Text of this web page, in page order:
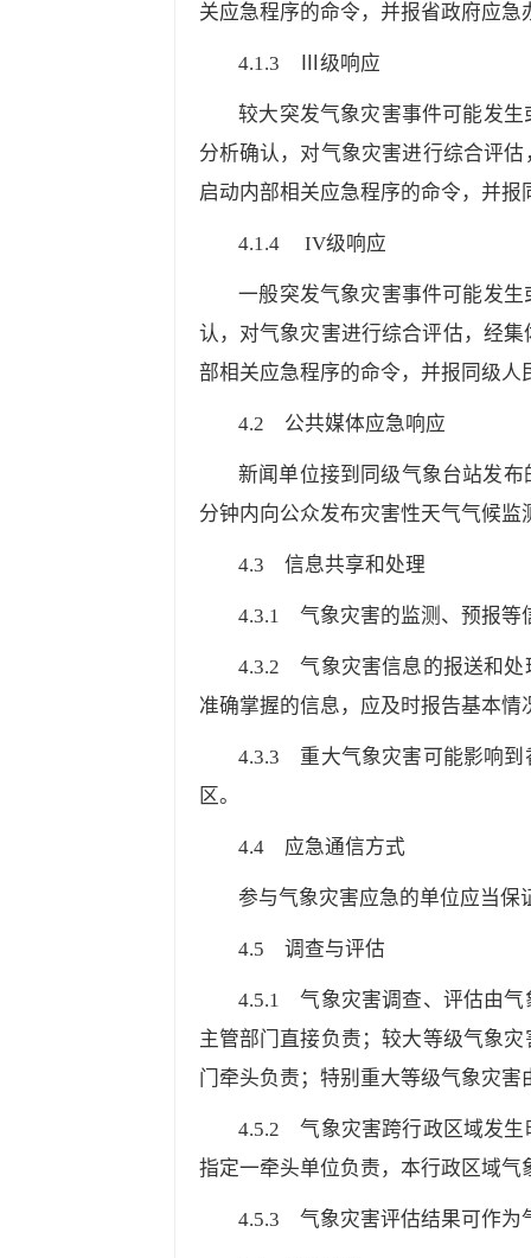
关应急程序的命令，并报省政府应急
4.1.3 Ⅲ级响应
较大突发气象灾害事件可能发
分析确认，对气象灾害进行综合评
启动内部相关应急程序的命令，并
4.1.4 IV级响应
一般突发气象灾害事件可能发
认，对气象灾害进行综合评估，经
部相关应急程序的命令，并报同级人
4.2 公共媒体应急响应
新闻单位接到同级气象台站发
分钟内向公众发布灾害性天气气候
4.3 信息共享和处理
4.3.1 气象灾害的监测、预报等
4.3.2 气象灾害信息的报送和处
准确掌握的信息，应及时报告基本情
4.3.3 重大气象灾害可能影响到
区。
4.4 应急通信方式
参与气象灾害应急的单位应当保
4.5 调查与评估
4.5.1 气象灾害调查、评估由气
主管部门直接负责；较大等级气象
门牵头负责；特别重大等级气象灾
4.5.2 气象灾害跨行政区域发生
指定一牵头单位负责，本行政区域
4.5.3 气象灾害评估结果可作为